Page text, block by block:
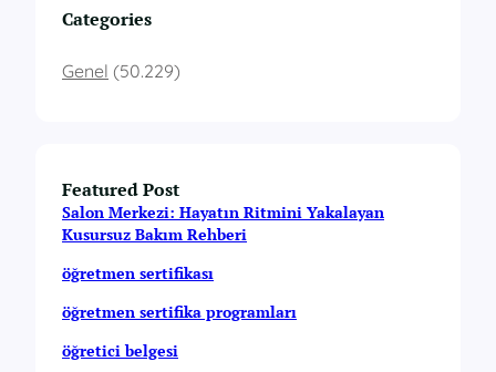
Categories
Genel (50.229)
Featured Post
Salon Merkezi: Hayatın Ritmini Yakalayan
Kusursuz Bakım Rehberi
öğretmen sertifikası
öğretmen sertifika programları
öğretici belgesi